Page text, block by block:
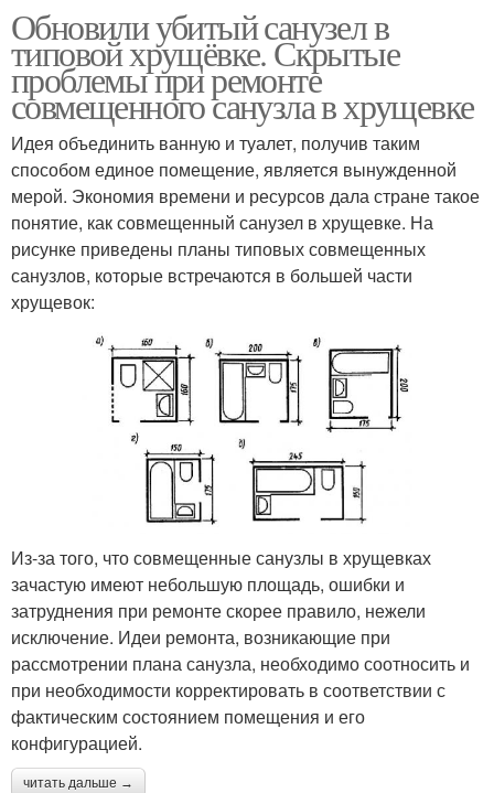
Обновили убитый санузел в
типовой хрущёвке. Скрытые
проблемы при ремонте
совмещенного санузла в хрущевке
Идея объединить ванную и туалет, получив таким
способом единое помещение, является вынужденной
мерой. Экономия времени и ресурсов дала стране такое
понятие, как совмещенный санузел в хрущевке. На
рисунке приведены планы типовых совмещенных
санузлов, которые встречаются в большей части
хрущевок:
Из-за того, что совмещенные санузлы в хрущевках
зачастую имеют небольшую площадь, ошибки и
затруднения при ремонте скорее правило, нежели
исключение. Идеи ремонта, возникающие при
рассмотрении плана санузла, необходимо соотносить и
при необходимости корректировать в соответствии с
фактическим состоянием помещения и его
конфигурацией.
читать дальше →